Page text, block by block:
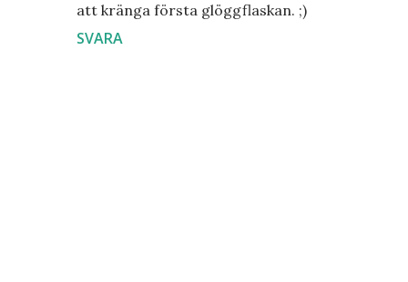
att kränga första glöggflaskan. ;)
SVARA